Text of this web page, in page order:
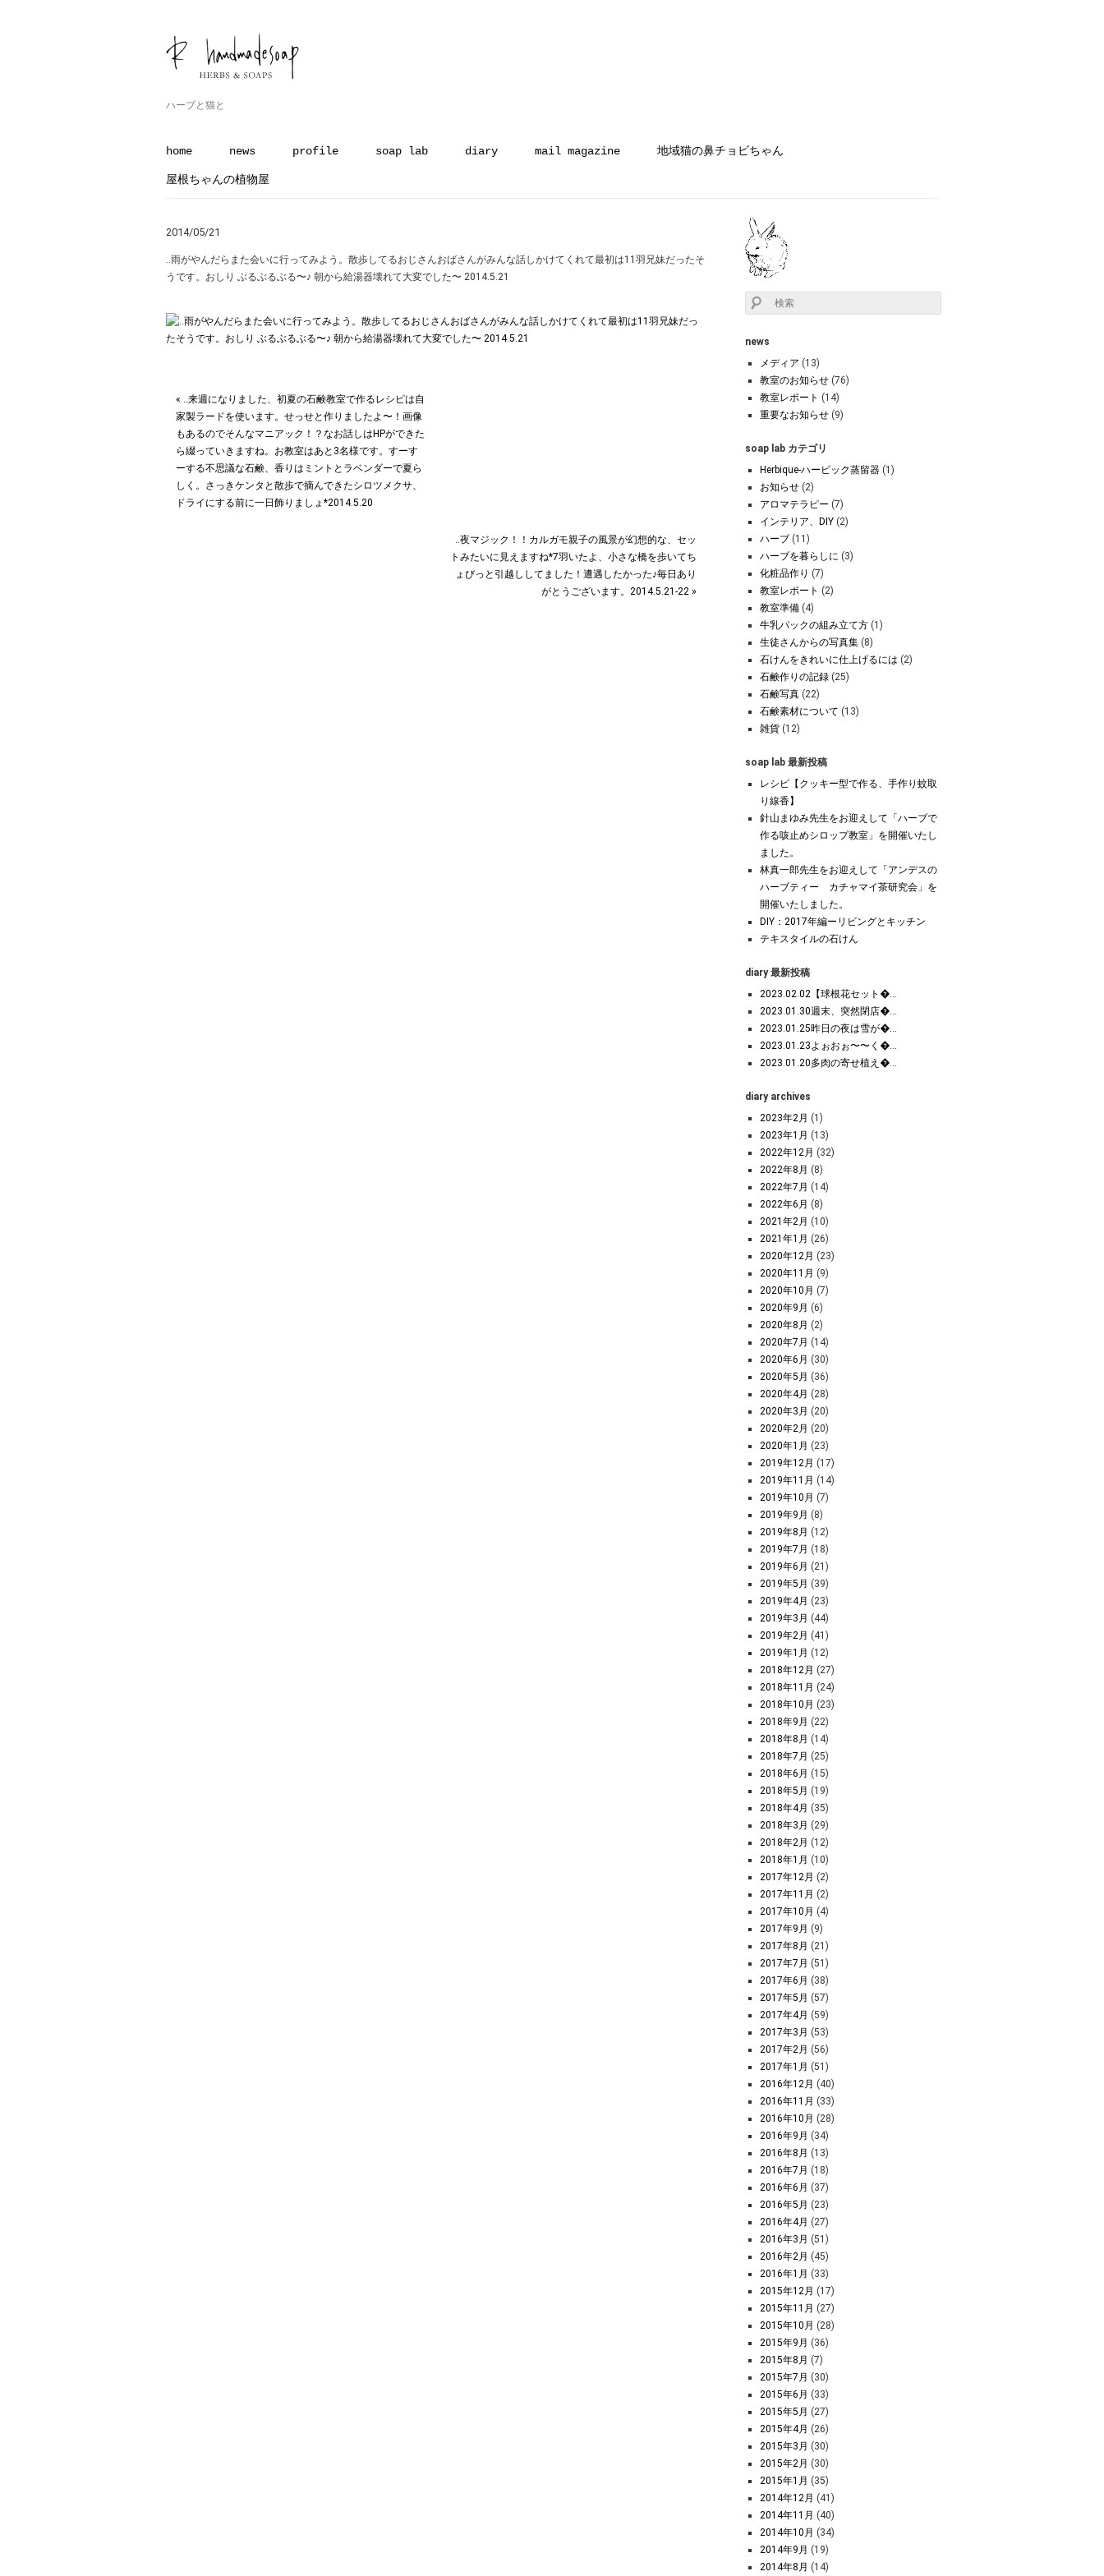
ハーブと猫と
home news profile soap lab diary mail magazine 地域猫の鼻チョビちゃん
屋根ちゃんの植物屋
2014/05/21
‥雨がやんだらまた会いに行ってみよう。散歩してるおじさんおばさんがみんな話しかけてくれて最初は11羽兄妹だったそ
うです。おしり ぶるぶるぶる〜♪ 朝から給湯器壊れて大変でした〜 2014.5.21
« ‥来週になりました、初夏の石鹸教室で作るレシピは自
家製ラードを使います。せっせと作りましたよ〜！画像
もあるのでそんなマニアック！？なお話しはHPができた
ら綴っていきますね。お教室はあと3名様です。すーす
ーする不思議な石鹸、香りはミントとラベンダーで夏ら
しく。さっきケンタと散歩で摘んできたシロツメクサ、
ドライにする前に一日飾りましょ*2014.5.20
‥夜マジック！！カルガモ親子の風景が幻想的な、セッ
トみたいに見えますね*7羽いたよ、小さな橋を歩いてち
ょびっと引越ししてました！遭遇したかった♪毎日あり
がとうございます。2014.5.21-22 »
news
メディア (13)
教室のお知らせ (76)
教室レポート (14)
重要なお知らせ (9)
soap lab カテゴリ
Herbique-ハービック蒸留器 (1)
お知らせ (2)
アロマテラピー (7)
インテリア、DIY (2)
ハーブ (11)
ハーブを暮らしに (3)
化粧品作り (7)
教室レポート (2)
教室準備 (4)
牛乳パックの組み立て方 (1)
生徒さんからの写真集 (8)
石けんをきれいに仕上げるには (2)
石鹸作りの記録 (25)
石鹸写真 (22)
石鹸素材について (13)
雑貨 (12)
soap lab 最新投稿
レシピ【クッキー型で作る、手作り蚊取
り線香】
針山まゆみ先生をお迎えして「ハーブで
作る咳止めシロップ教室」を開催いたし
ました。
林真一郎先生をお迎えして「アンデスの
ハーブティー カチャマイ茶研究会」を
開催いたしました。
DIY：2017年編ーリビングとキッチン
テキスタイルの石けん
diary 最新投稿
2023.02.02【球根花セット�...
2023.01.30週末、突然閉店�...
2023.01.25昨日の夜は雪が�...
2023.01.23よぉおぉ〜〜く�...
2023.01.20多肉の寄せ植え�...
diary archives
2023年2月 (1)
2023年1月 (13)
2022年12月 (32)
2022年8月 (8)
2022年7月 (14)
2022年6月 (8)
2021年2月 (10)
2021年1月 (26)
2020年12月 (23)
2020年11月 (9)
2020年10月 (7)
2020年9月 (6)
2020年8月 (2)
2020年7月 (14)
2020年6月 (30)
2020年5月 (36)
2020年4月 (28)
2020年3月 (20)
2020年2月 (20)
2020年1月 (23)
2019年12月 (17)
2019年11月 (14)
2019年10月 (7)
2019年9月 (8)
2019年8月 (12)
2019年7月 (18)
2019年6月 (21)
2019年5月 (39)
2019年4月 (23)
2019年3月 (44)
2019年2月 (41)
2019年1月 (12)
2018年12月 (27)
2018年11月 (24)
2018年10月 (23)
2018年9月 (22)
2018年8月 (14)
2018年7月 (25)
2018年6月 (15)
2018年5月 (19)
2018年4月 (35)
2018年3月 (29)
2018年2月 (12)
2018年1月 (10)
2017年12月 (2)
2017年11月 (2)
2017年10月 (4)
2017年9月 (9)
2017年8月 (21)
2017年7月 (51)
2017年6月 (38)
2017年5月 (57)
2017年4月 (59)
2017年3月 (53)
2017年2月 (56)
2017年1月 (51)
2016年12月 (40)
2016年11月 (33)
2016年10月 (28)
2016年9月 (34)
2016年8月 (13)
2016年7月 (18)
2016年6月 (37)
2016年5月 (23)
2016年4月 (27)
2016年3月 (51)
2016年2月 (45)
2016年1月 (33)
2015年12月 (17)
2015年11月 (27)
2015年10月 (28)
2015年9月 (36)
2015年8月 (7)
2015年7月 (30)
2015年6月 (33)
2015年5月 (27)
2015年4月 (26)
2015年3月 (30)
2015年2月 (30)
2015年1月 (35)
2014年12月 (41)
2014年11月 (40)
2014年10月 (34)
2014年9月 (19)
2014年8月 (14)